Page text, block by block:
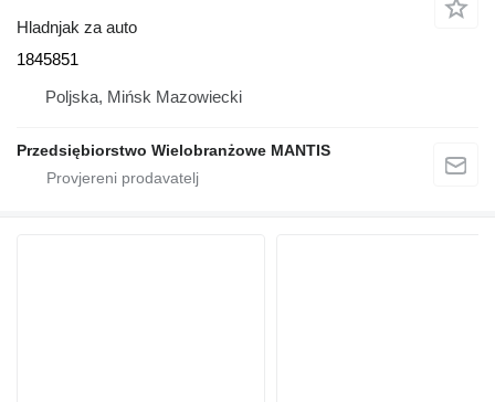
Hladnjak za auto
1845851
Poljska, Mińsk Mazowiecki
Przedsiębiorstwo Wielobranżowe MANTIS